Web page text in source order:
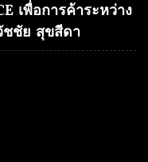
เพื่อการค้าระหว่าง
ชชัย สุขสีดา